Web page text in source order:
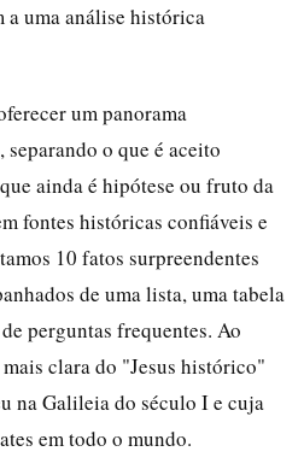
a uma análise histórica
um panorama
o que é aceito
ainda é hipótese ou fruto da
fontes históricas confiáveis e
10 fatos surpreendentes
de uma lista, uma tabela
perguntas frequentes. Ao
clara do "Jesus histórico"
na Galileia do século I e cuja
em todo o mundo.